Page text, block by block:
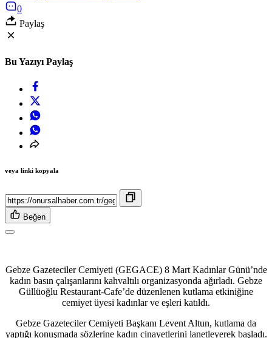
0
Paylaş
Bu Yazıyı Paylaş
veya linki kopyala
Beğen
Gebze Gazeteciler Cemiyeti (GEGACE) 8 Mart Kadınlar Günü’nde
kadın basın çalışanlarını kahvaltılı organizasyonda ağırladı. Gebze
Güllüoğlu Restaurant-Cafe’de düzenlenen kutlama etkiniğine
cemiyet üyesi kadınlar ve eşleri katıldı.
Gebze Gazeteciler Cemiyeti Başkanı Levent Altun, kutlama da
yaptığı konuşmada sözlerine kadın cinayetlerini lanetleyerek başladı.